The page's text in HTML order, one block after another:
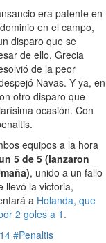
era patente en
en el campo,
disparo que se
de ello, Grecia
de la peor
Navas. Y ya, en
otro disparo que
ocasión. Con
equipos a la hora
5 de 5 (lanzaron
, unido a un fallo
llevó la victoria,
a Holanda, que
2 goles a 1.
#Penaltis